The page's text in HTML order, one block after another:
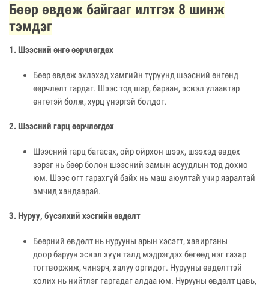
Бөөр өвдөж байгааг илтгэх 8 шинж
тэмдэг
1. Шээсний өнгө өөрчлөгдөх
Бөөр өвдөж эхлэхэд хамгийн түрүүнд шээсний өнгөнд
өөрчлөлт гардаг. Шээс тод шар, бараан, эсвэл улаавтар
өнгөтэй болж, хурц үнэртэй болдог.
2. Шээсний гарц өөрчлөгдөх
Шээсний гарц багасах, ойр ойрхон шээх, шээхэд өвдөх
зэрэг нь бөөр болон шээсний замын асуудлын тод дохио
юм. Шээс огт гарахгүй байх нь маш аюултай учир яаралтай
эмчид хандаарай.
3. Нуруу, бүсэлхий хэсгийн өвдөлт
Бөөрний өвдөлт нь нурууны арын хэсэгт, хавирганы
доор баруун эсвэл зүүн талд мэдрэгдэх бөгөөд нэг газар
тогтворжиж, чинэрч, халуу оргидог. Нурууны өвдөлттэй
холих нь нийтлэг гаргадаг алдаа юм. Нурууны өвдөлт цавь,